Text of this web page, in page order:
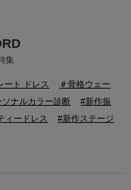
集
ート ドレス
＃骨格ウェー
ソナルカラー診断
#新作振
ィードレス
#新作ステージ